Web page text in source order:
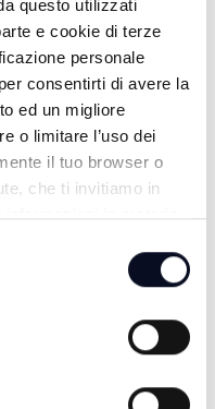
questo utilizzati
e cookie di terze
personale
consentirti di avere la
ed un migliore
o limitare l’uso dei
il tuo browser o
che ti invitiamo in
in materia
Codacons